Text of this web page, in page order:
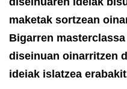
maketak sortzean
Bigarren
diseinuan oinarritzen
ideiak islatzea